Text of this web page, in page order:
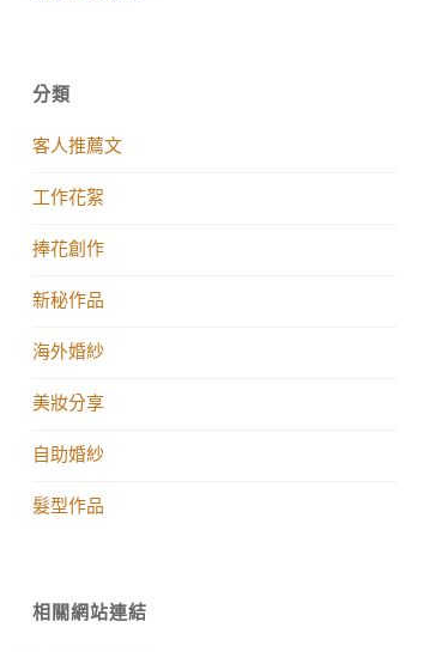
分類
客人推薦文
工作花絮
捧花創作
新秘作品
海外婚紗
美妝分享
自助婚紗
髮型作品
相關網站連結